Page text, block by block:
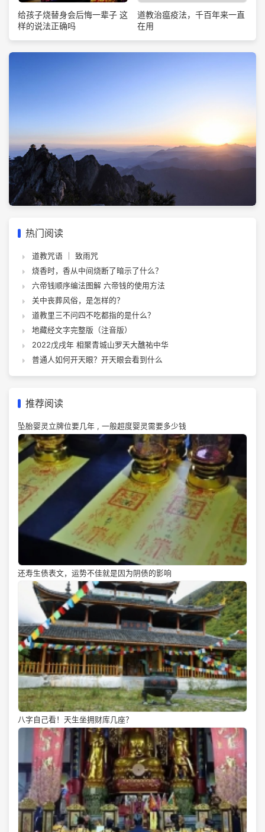
给孩子烧替身会后悔一辈子 这
样的说法正确吗
道教治瘟疫法，千百年来一直
在用
热门阅读
道教咒语 ｜ 致雨咒
烧香时，香从中间烧断了暗示了什么？
六帝钱顺序编法图解 六帝钱的使用方法
关中丧葬风俗，是怎样的？
道教里三不问四不吃都指的是什么？
地藏经文字完整版（注音版）
2022戊戌年 相聚青城山罗天大醮祐中华
普通人如何开天眼？开天眼会看到什么
推荐阅读
坠胎婴灵立牌位要几年 , 一般超度婴灵需要多少钱
还寿生债表文，运势不佳就是因为阴债的影响
八字自己看！天生坐拥财库几座？